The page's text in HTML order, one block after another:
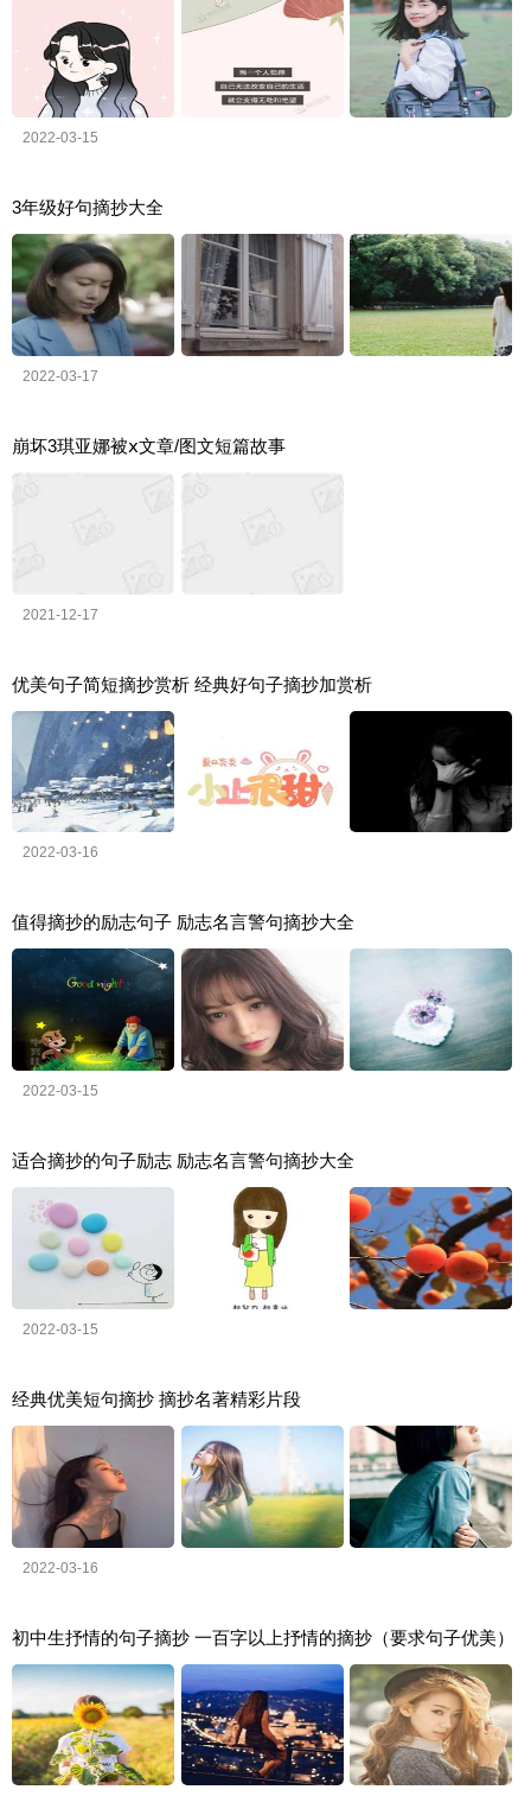
2022-03-15
3年级好句摘抄大全
2022-03-17
崩坏3琪亚娜被ⅹ文章/图文短篇故事
2021-12-17
优美句子简短摘抄赏析 经典好句子摘抄加赏析
2022-03-16
值得摘抄的励志句子 励志名言警句摘抄大全
2022-03-15
适合摘抄的句子励志 励志名言警句摘抄大全
2022-03-15
经典优美短句摘抄 摘抄名著精彩片段
2022-03-16
初中生抒情的句子摘抄 一百字以上抒情的摘抄（要求句子优美）